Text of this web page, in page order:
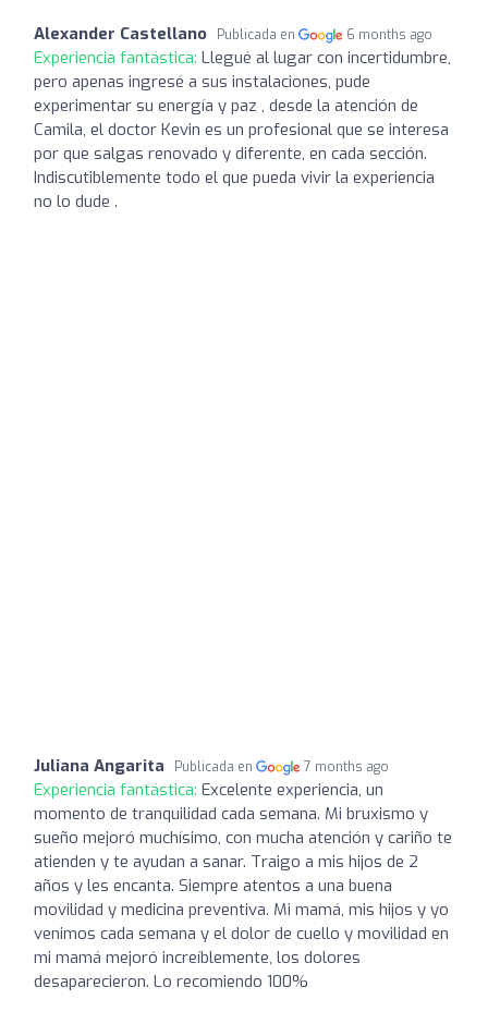
Alexander Castellano Publicada en 6 months ago
Experiencia fantástica: Llegué al lugar con incertidumbre,
pero apenas ingresé a sus instalaciones, pude
experimentar su energía y paz , desde la atención de
Camila, el doctor Kevin es un profesional que se interesa
por que salgas renovado y diferente, en cada sección.
Indiscutiblemente todo el que pueda vivir la experiencia
no lo dude .
Juliana Angarita Publicada en 7 months ago
Experiencia fantástica: Excelente experiencia, un
momento de tranquilidad cada semana. Mi bruxismo y
sueño mejoró muchísimo, con mucha atención y cariño te
atienden y te ayudan a sanar. Traigo a mis hijos de 2
años y les encanta. Siempre atentos a una buena
movilidad y medicina preventiva. Mi mamá, mis hijos y yo
venimos cada semana y el dolor de cuello y movilidad en
mi mamá mejoró increíblemente, los dolores
desaparecieron. Lo recomiendo 100%